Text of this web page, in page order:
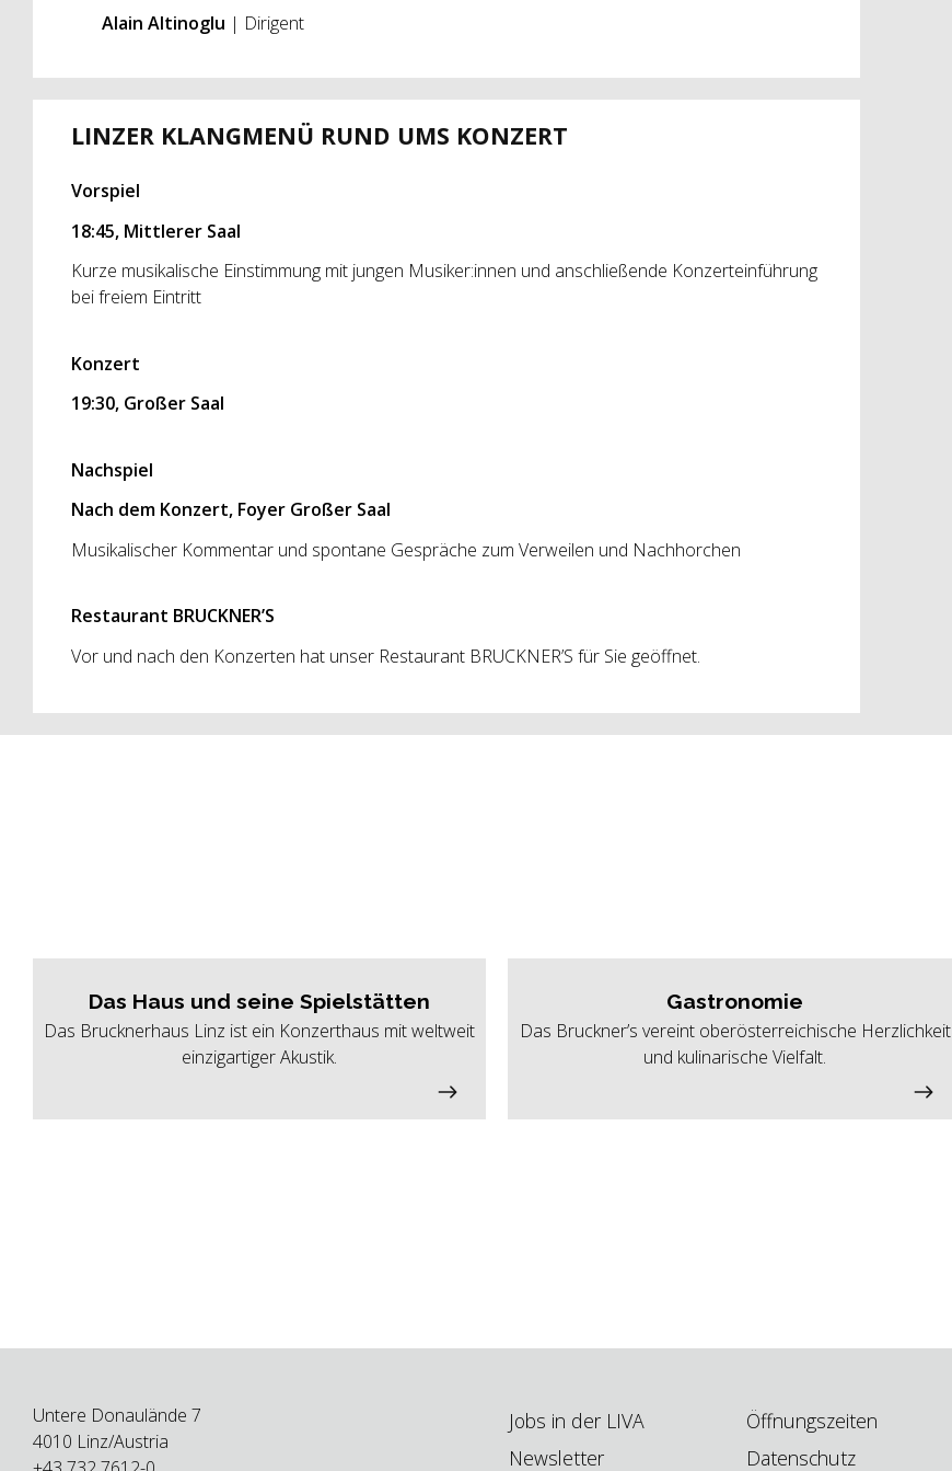
Alain Altinoglu | Dirigent
LINZER KLANGMENÜ RUND UMS KONZERT
Vorspiel
18:45, Mittlerer Saal
Kurze musikalische Einstimmung mit jungen Musiker:innen und anschließende Konzerteinführung
bei freiem Eintritt
Konzert
19:30, Großer Saal
Nachspiel
Nach dem Konzert, Foyer Großer Saal
Musikalischer Kommentar und spontane Gespräche zum Verweilen und Nachhorchen
Restaurant BRUCKNER’S
Vor und nach den Konzerten hat unser Restaurant BRUCKNER’S für Sie geöffnet.
Das Haus und seine Spielstätten
Das Brucknerhaus Linz ist ein Konzerthaus mit weltweit
einzigartiger Akustik.
Gastronomie
Das Bruckner’s vereint oberösterreichische Herzlichkeit
und kulinarische Vielfalt.
Untere Donaulände 7
4010 Linz/Austria
Jobs in der LIVA
Newsletter
Öffnungszeiten
Datenschutz